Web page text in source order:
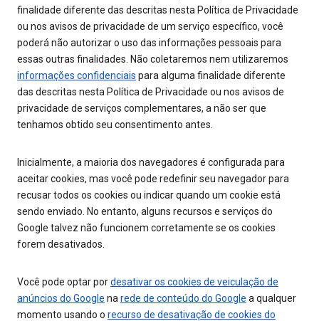
finalidade diferente das descritas nesta Política de Privacidade
ou nos avisos de privacidade de um serviço específico, você
poderá não autorizar o uso das informações pessoais para
essas outras finalidades. Não coletaremos nem utilizaremos
informações confidenciais para alguma finalidade diferente
das descritas nesta Política de Privacidade ou nos avisos de
privacidade de serviços complementares, a não ser que
tenhamos obtido seu consentimento antes.
Inicialmente, a maioria dos navegadores é configurada para
aceitar cookies, mas você pode redefinir seu navegador para
recusar todos os cookies ou indicar quando um cookie está
sendo enviado. No entanto, alguns recursos e serviços do
Google talvez não funcionem corretamente se os cookies
forem desativados.
Você pode optar pordesativar os cookies de veiculação de
anúncios do Google na rede de conteúdo do Google a qualquer
momento usando o recurso de desativação de cookies do